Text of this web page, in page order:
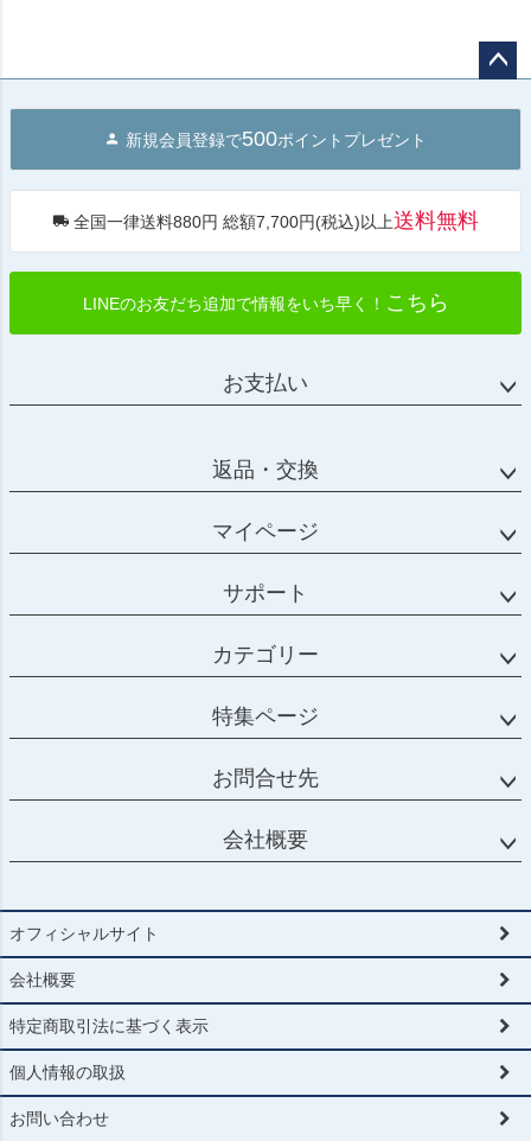
へ
新規会員登録で500ポイントプレゼント
全国一律送料880円 総額7,700円(税込)以上送料無料
LINEのお友だち追加で情報をいち早く！ こちら
お支払い
返品・交換
マイページ
サポート
カテゴリー
特集ページ
お問合せ先
会社概要
オフィシャルサイト
会社概要
特定商取引法に基づく表示
個人情報の取扱
お問い合わせ